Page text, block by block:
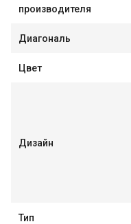
производителя
Диагональ
Цвет
Дизайн
Тип